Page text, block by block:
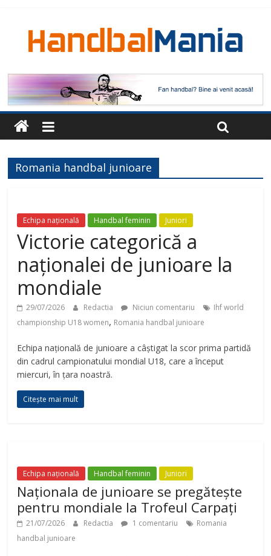
Romania handbal junioare
Echipa națională Handbal feminin Juniori
Victorie categorică a
naționalei de junioare la
mondiale
29/07/2026 Redactia Niciun comentariu
Ihf world
championship U18 women, Romania handbal junioare
Echipa națională de junioare a câștigat la scor prima partidă
din cadrul campionatului mondial U18, care a început
miercuri, în țara noastră.
Citește mai mult
Echipa națională Handbal feminin Juniori
Naționala de junioare se pregătește
pentru mondiale la Trofeul Carpați
21/07/2026 Redactia 1 comentariu
Romania
handbal junioare